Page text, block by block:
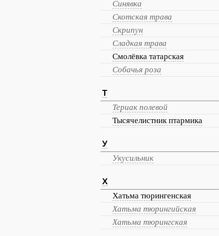
Синявка
Скотская трава
Скрипун
Сладкая трава
Смолёвка татарская
Собачья роза
Т
Териак полевой
Тысячелистник птармика
У
Укусильник
Х
Хатьма тюрингенская
Хатьма тюрингийская
Хатьма тюрингская